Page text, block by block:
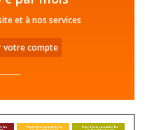
et à nos services
votre compte